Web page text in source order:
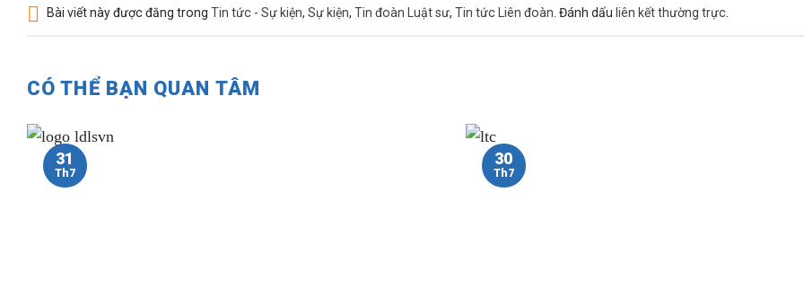
Bài viết này được đăng trong Tin tức - Sự kiện, Sự kiện, Tin đoàn Luật sư, Tin tức Liên đoàn. Đánh dấu liên kết thường trực.
CÓ THỂ BẠN QUAN TÂM
31
Th7
30
Th7